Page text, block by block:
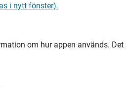
i nytt fönster).
om hur appen används. Det